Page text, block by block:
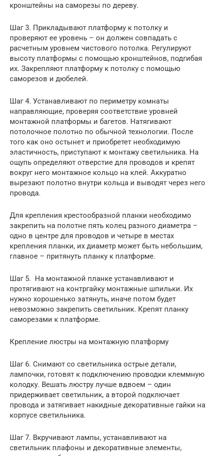
кронштейны на саморезы по дереву.
Шаг 3. Прикладывают платформу к потолку и
проверяют ее уровень – он должен совпадать с
расчетным уровнем чистового потолка. Регулируют
высоту платформы с помощью кронштейнов, подгибая
их. Закрепляют платформу к потолку с помощью
саморезов и дюбелей.
Шаг 4. Устанавливают по периметру комнаты
направляющие, проверяя соответствие уровней
монтажной платформы и багетов. Натягивают
потолочное полотно по обычной технологии. После
того как оно остынет и приобретет необходимую
эластичность, приступают к монтажу светильника. На
ощупь определяют отверстие для проводов и крепят
вокруг него монтажное кольцо на клей. Аккуратно
вырезают полотно внутри кольца и выводят через него
провода.
Для крепления крестообразной планки необходимо
закрепить на полотне пять колец разного диаметра –
одно в центре для проводов и четыре в местах
крепления планки, их диаметр может быть небольшим,
главное – притянуть планку к платформе.
Шаг 5. На монтажной планке устанавливают и
протягивают на контргайку монтажные шпильки. Их
нужно хорошенько затянуть, иначе потом будет
невозможно закрепить светильник. Крепят планку
саморезами к платформе.
Крепление люстры на монтажную платформу
Шаг 6. Снимают со светильника острые детали,
лампочки, готовят к подключению проводки клеммную
колодку. Вешать люстру лучше вдвоем – один
придерживает светильник, а второй подключает
провода и затягивает накидные декоративные гайки на
корпусе светильника.
Шаг 7. Вкручивают лампы, устанавливают на
светильник плафоны и декоративные элементы,